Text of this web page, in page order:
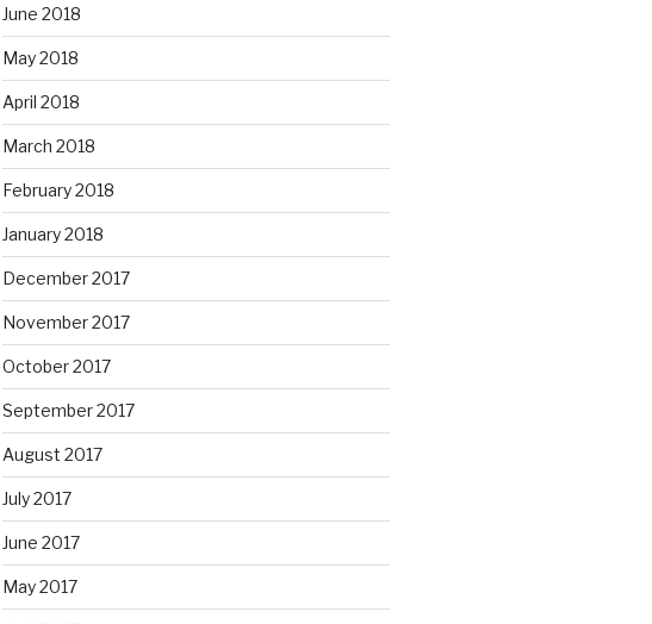
June 2018
May 2018
April 2018
March 2018
February 2018
January 2018
December 2017
November 2017
October 2017
September 2017
August 2017
July 2017
June 2017
May 2017